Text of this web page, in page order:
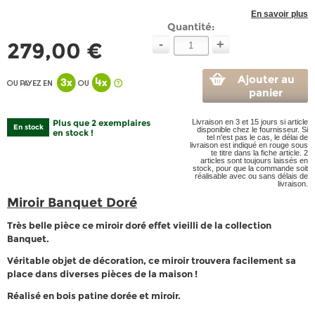
En savoir plus
279,00 €
Quantité:
- +
Ajouter au
panier
En stock
Plus que 2 exemplaires
en stock !
Livraison en 3 et 15 jours si article
disponible chez le fournisseur. Si
tel n'est pas le cas, le délai de
livraison est indiqué en rouge sous
te titre dans la fiche article. 2
articles sont toujours laissés en
stock, pour que la commande soit
réalisable avec ou sans délais de
livraison.
Miroir Banquet Doré
Très belle pièce ce miroir doré effet vieilli de la collection
Banquet.
Véritable objet de décoration, ce miroir trouvera facilement sa
place dans diverses pièces de la maison !
Réalisé en bois patine dorée et miroir.